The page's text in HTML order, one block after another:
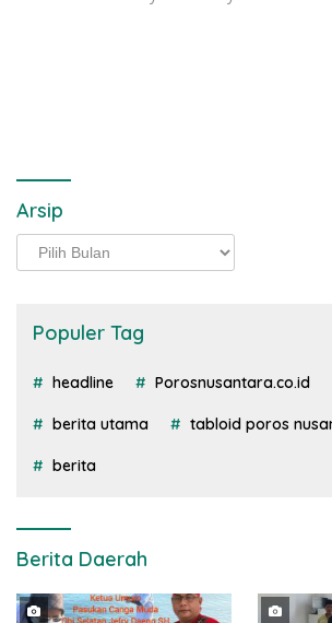
Arsip
Arsip
Populer Tag
headline Porosnusantara.co.id
berita utama tabloid poros
berita
Berita Daerah